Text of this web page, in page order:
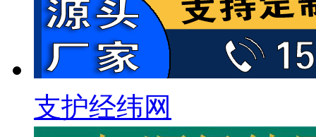
支护经纬网